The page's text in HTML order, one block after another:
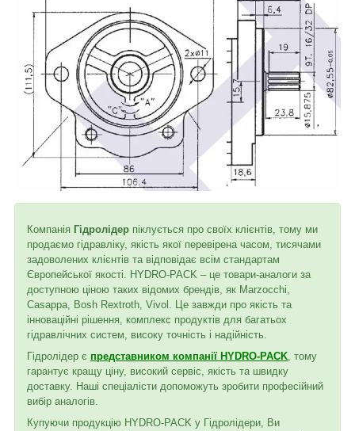
Компанія Гідролідер піклується про своїх клієнтів, тому ми
продаємо гідравліку, якість якої перевірена часом, тисячами
задоволених клієнтів та відповідає всім стандартам
Європейської якості. HYDRO-PACK – це товари-аналоги за
доступною ціною таких відомих брендів, як Marzocchi,
Casappa, Bosh Rextroth, Vivol. Це завжди про якість та
інноваційні рішення, комплекс продуктів для багатьох
гідравлічних систем, високу точність і надійність.
Гідролідер є представником компанії HYDRO-PACK, тому
гарантує кращу ціну, високий сервіс, якість та швидку
доставку. Наші спеціалісти допоможуть зробити професійний
вибір аналогів.
Купуючи продукцію HYDRO-PACK у Гідролідери, Ви